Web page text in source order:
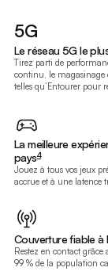
5G
Le réseau 5G le
footnote
Tirez parti de
continu, le magasinage
telles qu’Entourer pour
La meilleure
pays
footnote
4
Jouez à tous vos jeux
accrue et à une latence
Couverture fiable à
footnote
Restez en contact grâce
99 % de la population
footnote